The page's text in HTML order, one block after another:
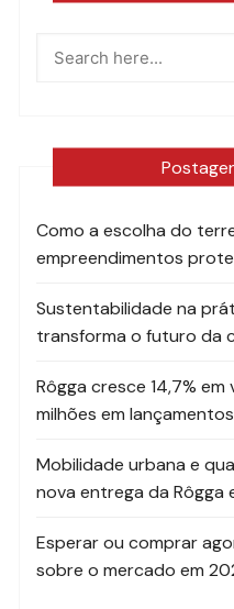
Como a escolha do
empreendimentos
Sustentabilidade na
transforma o futuro da
Rôgga cresce 14,7% em
milhões em
Mobilidade urbana e
nova entrega da Rôgga
Esperar ou comprar
sobre o mercado em